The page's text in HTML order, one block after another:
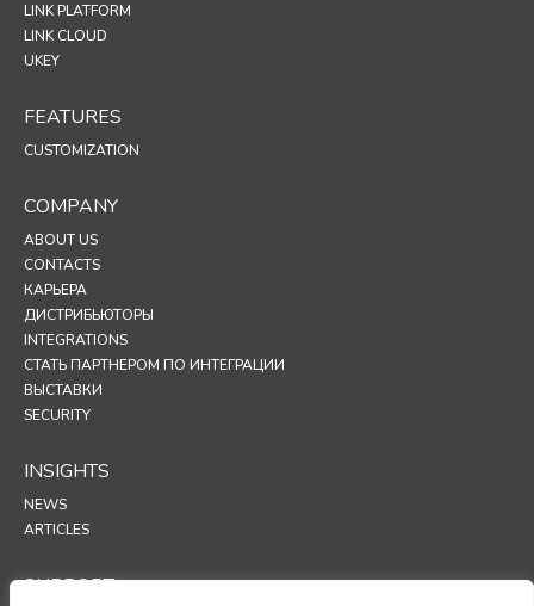
LINK PLATFORM
LINK CLOUD
UKEY
FEATURES
CUSTOMIZATION
COMPANY
ABOUT US
CONTACTS
КАРЬЕРА
ДИСТРИБЬЮТОРЫ
INTEGRATIONS
СТАТЬ ПАРТНЕРОМ ПО ИНТЕГРАЦИИ
ВЫСТАВКИ
SECURITY
INSIGHTS
NEWS
ARTICLES
SUPPORT